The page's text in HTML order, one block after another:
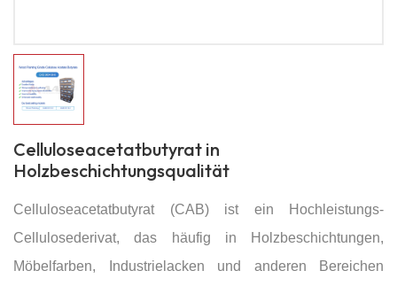
Celluloseacetatbutyrat in
Holzbeschichtungsqualität
Celluloseacetatbutyrat (CAB) ist ein Hochleistungs-
Cellulosederivat, das häufig in Holzbeschichtungen,
Möbelfarben, Industrielacken und anderen Bereichen